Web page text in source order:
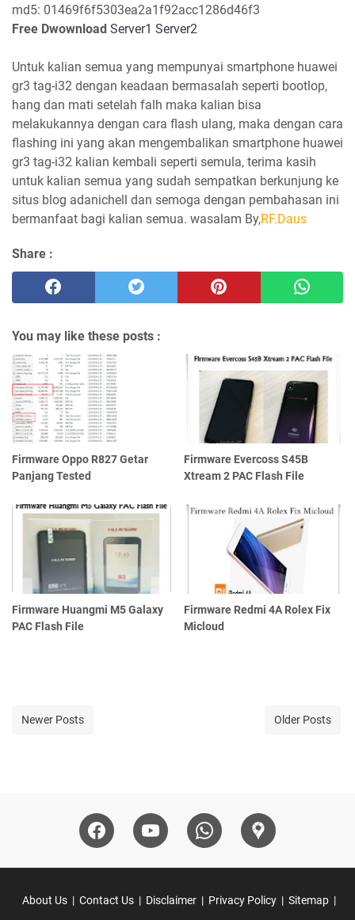
md5: 01469f6f5303ea2a1f92acc1286d46f3
Free Dwownload Server1 Server2
Untuk kalian semua yang mempunyai smartphone huawei
gr3 tag-i32 dengan keadaan bermasalah seperti bootlop,
hang dan mati setelah falh maka kalian bisa
melakukannya dengan cara flash ulang, maka dengan cara
flashing ini yang akan mengembalikan smartphone huawei
gr3 tag-i32 kalian kembali seperti semula, terima kasih
untuk kalian semua yang sudah sempatkan berkunjung ke
situs blog adanichell dan semoga dengan pembahasan ini
bermanfaat bagi kalian semua. wasalam By,RF.Daus
Share :
You may like these posts :
Firmware Oppo R827 Getar
Panjang Tested
Firmware Evercoss S45B
Xtream 2 PAC Flash File
Firmware Huangmi M5 Galaxy
PAC Flash File
Firmware Redmi 4A Rolex Fix
Micloud
Newer Posts Older Posts
About Us Contact Us Disclaimer Privacy Policy Sitemap